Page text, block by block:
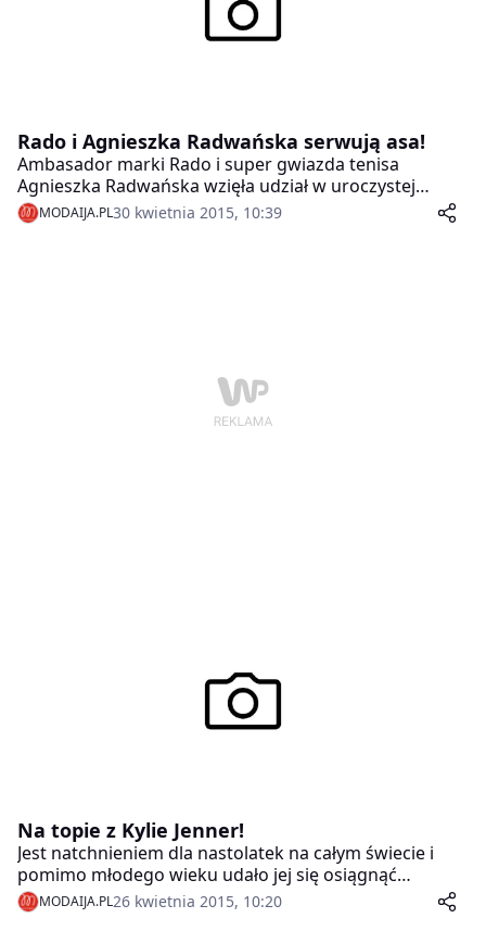
Rado i Agnieszka Radwańska serwują asa!
Ambasador marki Rado i super gwiazda tenisa
Agnieszka Radwańska wzięła udział w uroczystej
premierze inspirowanego światem tenisa nowego
modelu Rado True Match Point. Najnowszy zegarek w
MODAIJA.PL30 kwietnia 2015, 10:39
Na topie z Kylie Jenner!
Jest natchnieniem dla nastolatek na całym świecie i
pomimo młodego wieku udało jej się osiągnąć
naprawdę wiele. Przed Wami młodsza siostra Kim
Kardashian – Kylie Jenner!
MODAIJA.PL26 kwietnia 2015, 10:20